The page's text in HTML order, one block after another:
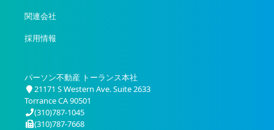
関連会社
採用情報
パーソン不動産 トーランス本社
21171 S Western Ave. Suite 2633
Torrance CA 90501
(310)787-1045
(310)787-7668